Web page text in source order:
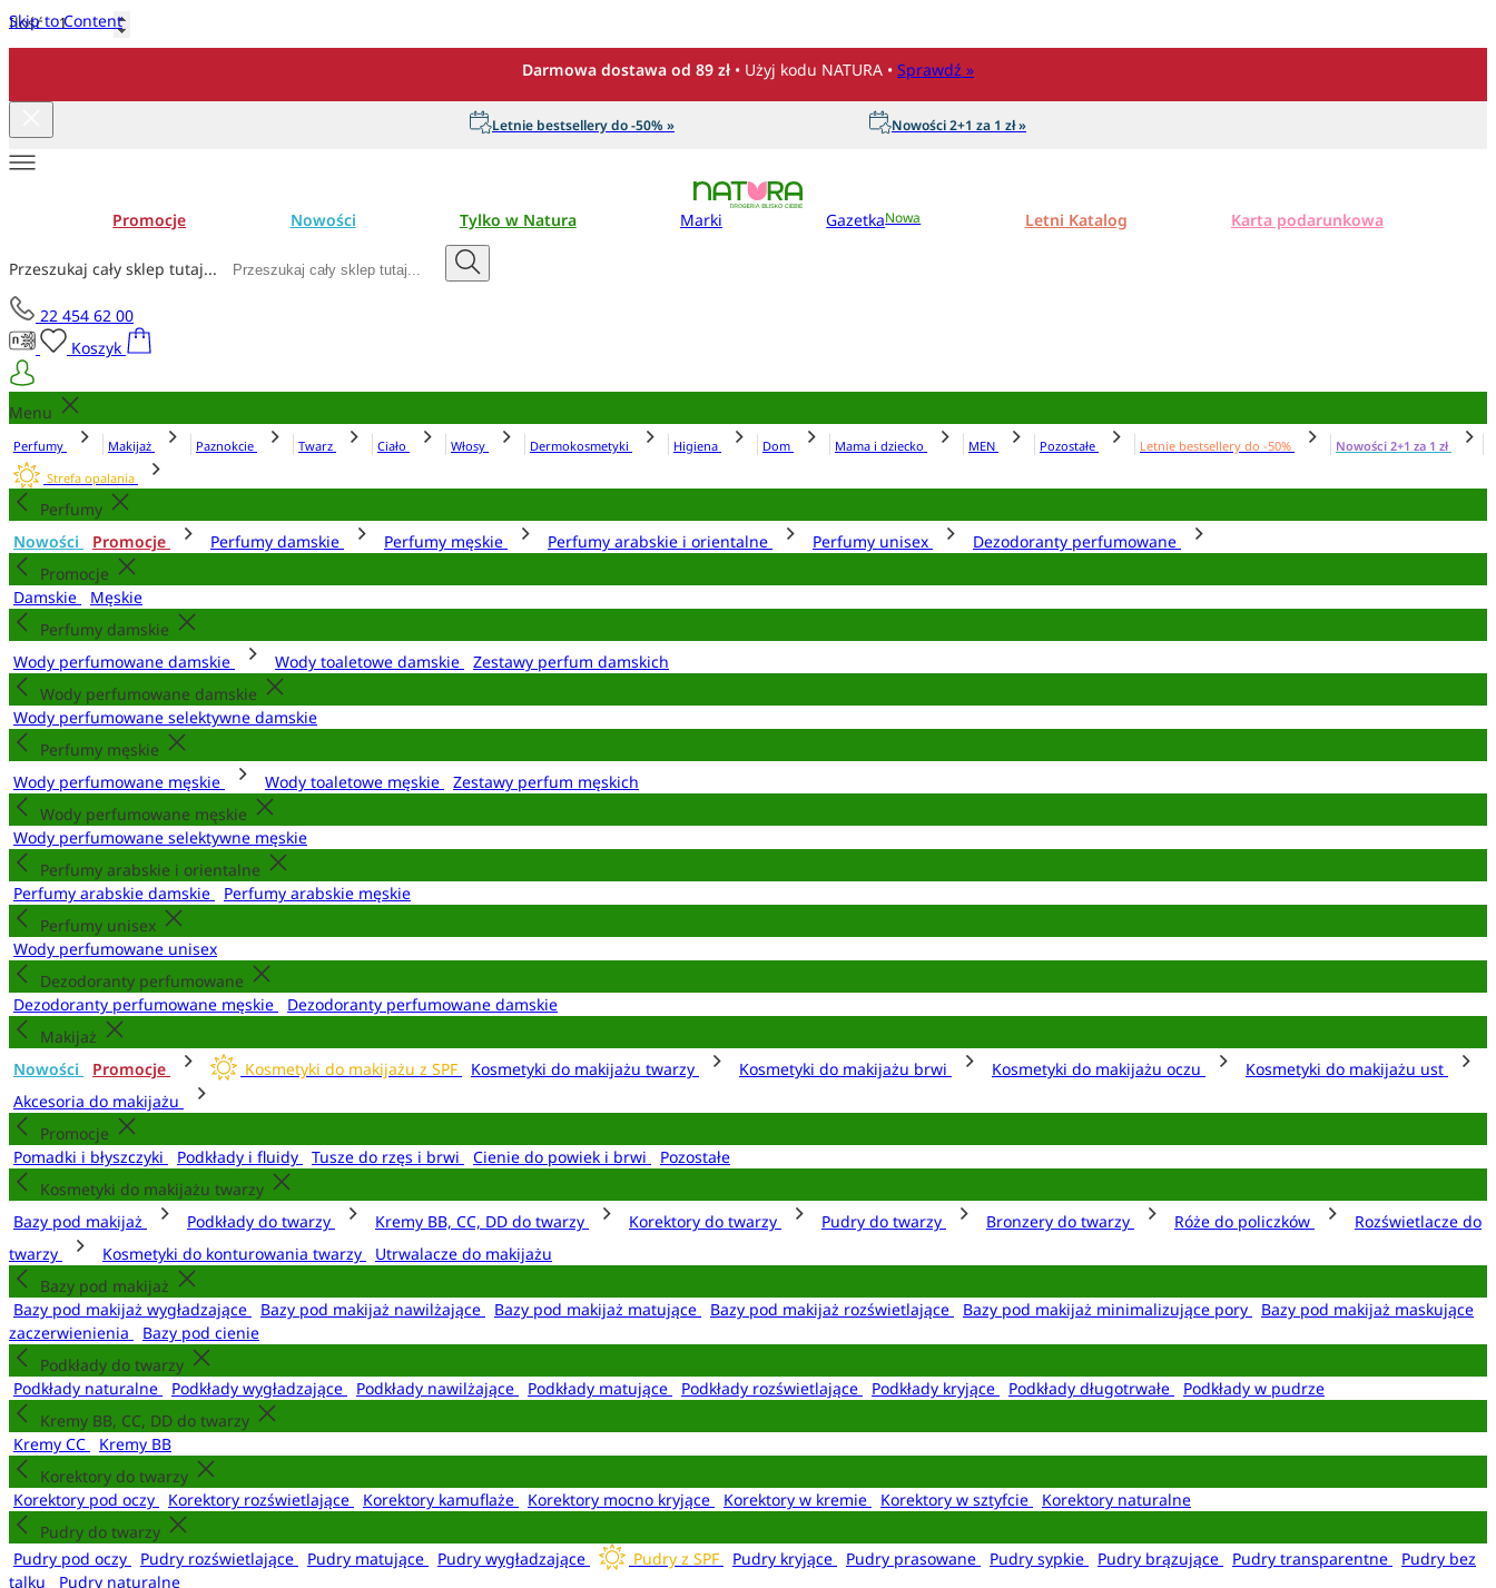
Skip to Content
Darmowa dostawa od 89 zł • Użyj kodu NATURA • Sprawdź »
Letnie bestsellery do -50% » Nowości 2+1 za 1 zł »
Promocje Nowości Tylko w Natura Marki GazetkaNowa Letni Katalog Karta podarunkowa
Przeszukaj cały sklep tutaj...
22 454 62 00
Koszyk
Menu
Perfumy Makijaż Paznokcie Twarz Ciało Włosy Dermokosmetyki Higiena Dom Mama i dziecko MEN Pozostałe Letnie bestsellery do -50%
Nowości 2+1 za 1 zł
Strefa opalania
Perfumy
Nowości
Promocje Perfumy damskie Perfumy męskie Perfumy arabskie i orientalne Perfumy unisex
Dezodoranty perfumowane
Promocje
Damskie
Męskie
Perfumy damskie
Wody perfumowane damskie
Wody toaletowe damskie
Zestawy perfum damskich
Wody perfumowane damskie
Wody perfumowane selektywne damskie
Perfumy męskie
Wody perfumowane męskie
Wody toaletowe męskie
Zestawy perfum męskich
Wody perfumowane męskie
Wody perfumowane selektywne męskie
Perfumy arabskie i orientalne
Perfumy arabskie damskie
Perfumy arabskie męskie
Perfumy unisex
Wody perfumowane unisex
Dezodoranty perfumowane
Dezodoranty perfumowane męskie
Dezodoranty perfumowane damskie
Makijaż
Nowości
Promocje Kosmetyki do makijażu z SPF Kosmetyki do makijażu twarzy Kosmetyki do makijażu brwi Kosmetyki do makijażu oczu
Kosmetyki do makijażu ust
Akcesoria do makijażu
Promocje
Pomadki i błyszczyki
Podkłady i fluidy Tusze do rzęs i brwi Cienie do powiek i brwi
Pozostałe
Kosmetyki do makijażu twarzy
Bazy pod makijaż
Podkłady do twarzy Kremy BB, CC, DD do twarzy Korektory do twarzy Pudry do twarzy Bronzery do twarzy Róże do policzków
Rozświetlacze do
twarzy
Kosmetyki do konturowania twarzy
Utrwalacze do makijażu
Bazy pod makijaż
Bazy pod makijaż wygładzające
Bazy pod makijaż nawilżające Bazy pod makijaż matujące Bazy pod makijaż rozświetlające Bazy pod makijaż minimalizujące pory
Bazy pod makijaż maskujące
zaczerwienienia
Bazy pod cienie
Podkłady do twarzy
Podkłady naturalne
Podkłady wygładzające Podkłady nawilżające Podkłady matujące Podkłady rozświetlające Podkłady kryjące Podkłady długotrwałe
Podkłady w pudrze
Kremy BB, CC, DD do twarzy
Kremy CC
Kremy BB
Korektory do twarzy
Korektory pod oczy
Korektory rozświetlające Korektory kamuflaże Korektory mocno kryjące Korektory w kremie Korektory w sztyfcie
Korektory naturalne
Pudry do twarzy
Pudry pod oczy
Pudry rozświetlające Pudry matujące Pudry wygładzające Pudry z SPF Pudry kryjące Pudry prasowane Pudry sypkie Pudry brązujące Pudry transparentne
Pudry bez
talku
Pudry naturalne
Ilość